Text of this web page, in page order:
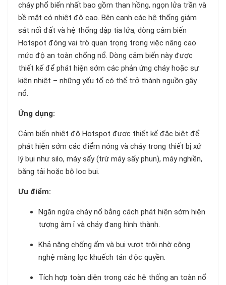
cháy phổ biến nhất bao gồm than hồng, ngọn lửa trần và
bề mặt có nhiệt độ cao. Bên cạnh các hệ thống giám
sát nối đất và hệ thống dập tia lửa, dòng cảm biến
Hotspot đóng vai trò quan trọng trong việc nâng cao
mức độ an toàn chống nổ. Dòng cảm biến này được
thiết kế để phát hiện sớm các phản ứng cháy hoặc sự
kiện nhiệt – những yếu tố có thể trở thành nguồn gây
nổ.
Ứng dụng:
Cảm biến nhiệt độ Hotspot được thiết kế đặc biệt để
phát hiện sớm các điểm nóng và cháy trong thiết bị xử
lý bụi như silo, máy sấy (trừ máy sấy phun), máy nghiền,
băng tải hoặc bộ lọc bụi.
Ưu điểm:
Ngăn ngừa cháy nổ bằng cách phát hiện sớm hiện
tượng âm ỉ và cháy đang hình thành.
Khả năng chống ẩm và bụi vượt trội nhờ công
nghệ màng lọc khuếch tán độc quyền.
Tích hợp toàn diện trong các hệ thống an toàn nổ